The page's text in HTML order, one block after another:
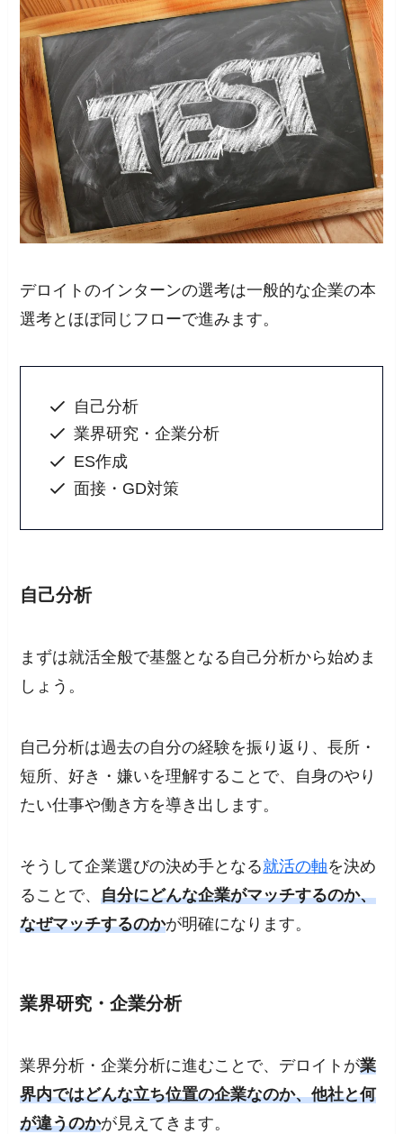
デロイトのインターンの選考は一般的な企業の本
選考とほぼ同じフローで進みます。
自己分析
業界研究・企業分析
ES作成
面接・GD対策
自己分析
まずは就活全般で基盤となる自己分析から始めま
しょう。
自己分析は過去の自分の経験を振り返り、長所・
短所、好き・嫌いを理解することで、自身のやり
たい仕事や働き方を導き出します。
そうして企業選びの決め手となる就活の軸を決め
ることで、自分にどんな企業がマッチするのか、
なぜマッチするのかが明確になります。
業界研究・企業分析
業界分析・企業分析に進むことで、デロイトが業
界内ではどんな立ち位置の企業なのか、他社と何
が違うのかが見えてきます。